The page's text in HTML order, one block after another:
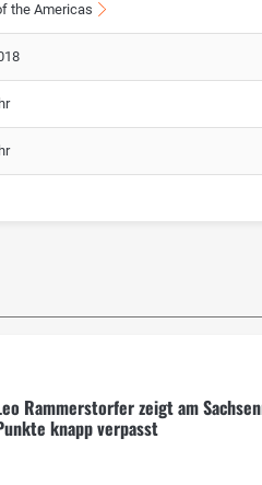
the Americas
Rammerstorfer zeigt am
knapp verpasst